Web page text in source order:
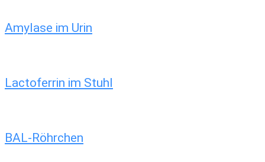
Amylase im Urin
Lactoferrin im Stuhl
BAL-Röhrchen